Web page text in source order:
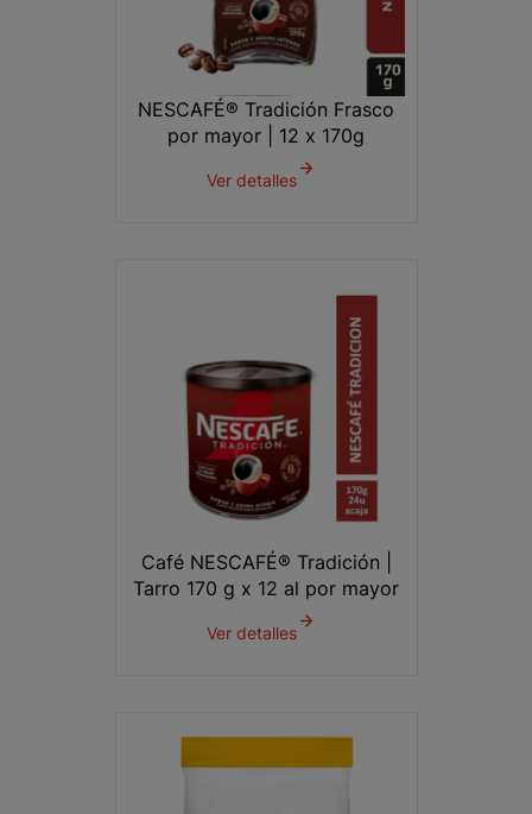
NESCAFÉ® Tradición Frasco
por mayor | 12 x 170g
Ver detalles
Café NESCAFÉ® Tradición |
Tarro 170 g x 12 al por mayor
Ver detalles